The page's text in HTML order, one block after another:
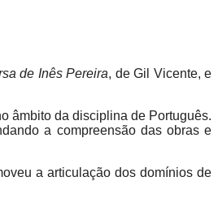
de Inês Pereira, de Gil Vicente, e
âmbito da disciplina de Português.
a compreensão das obras e
a articulação dos domínios de